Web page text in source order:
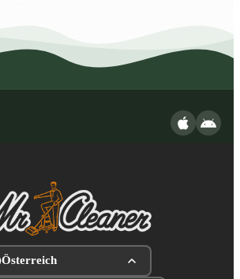
Österreich